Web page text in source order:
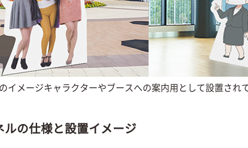
メージキャラクターやブースへの案内用として設置され
ルの仕様と設置イメージ